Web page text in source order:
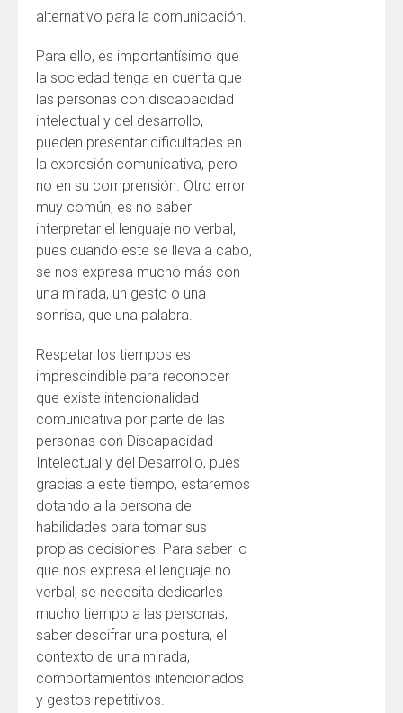
alternativo para la comunicación.
Para ello, es importantísimo que
la sociedad tenga en cuenta que
las personas con discapacidad
intelectual y del desarrollo,
pueden presentar dificultades en
la expresión comunicativa, pero
no en su comprensión. Otro error
muy común, es no saber
interpretar el lenguaje no verbal,
pues cuando este se lleva a cabo,
se nos expresa mucho más con
una mirada, un gesto o una
sonrisa, que una palabra.
Respetar los tiempos es
imprescindible para reconocer
que existe intencionalidad
comunicativa por parte de las
personas con Discapacidad
Intelectual y del Desarrollo, pues
gracias a este tiempo, estaremos
dotando a la persona de
habilidades para tomar sus
propias decisiones. Para saber lo
que nos expresa el lenguaje no
verbal, se necesita dedicarles
mucho tiempo a las personas,
saber descifrar una postura, el
contexto de una mirada,
comportamientos intencionados
y gestos repetitivos.